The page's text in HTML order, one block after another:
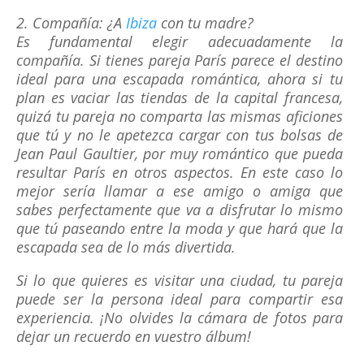
2. Compañía: ¿A Ibiza con tu madre?
Es fundamental elegir adecuadamente la
compañía. Si tienes pareja París parece el destino
ideal para una escapada romántica, ahora si tu
plan es vaciar las tiendas de la capital francesa,
quizá tu pareja no comparta las mismas aficiones
que tú y no le apetezca cargar con tus bolsas de
Jean Paul Gaultier, por muy romántico que pueda
resultar París en otros aspectos. En este caso lo
mejor sería llamar a ese amigo o amiga que
sabes perfectamente que va a disfrutar lo mismo
que tú paseando entre la moda y que hará que la
escapada sea de lo más divertida.
Si lo que quieres es visitar una ciudad, tu pareja
puede ser la persona ideal para compartir esa
experiencia. ¡No olvides la cámara de fotos para
dejar un recuerdo en vuestro álbum!